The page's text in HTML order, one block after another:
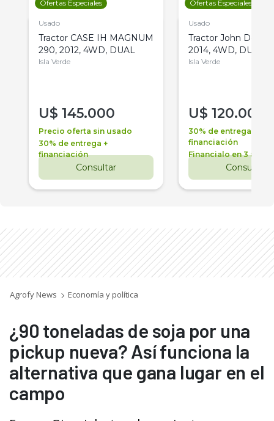
Ofertas Especiales
Usado
Tractor CASE IH MAGNUM
290, 2012, 4WD, DUAL
Isla Verde
U$ 145.000
Precio oferta sin usado
30% de entrega +
financiación
Consultar
Ofertas Especiales
Usado
Tractor John Deere
2014, 4WD, DUAL
Isla Verde
U$ 120.000
30% de entrega +
financiación
Financialo en 3 años
Consultar
Agrofy News Economía y política
¿90 toneladas de soja por una
pickup nueva? Así funciona la
alternativa que gana lugar en el
campo